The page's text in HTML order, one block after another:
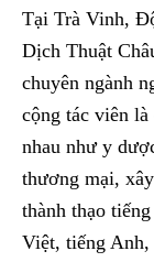
Tại Trà Vinh,
Dịch Thuật
chuyên ngành
cộng tác viên
nhau như y
thương mại,
thành thạo
Việt, tiếng Anh,